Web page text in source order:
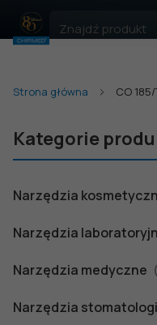
Strona główna CO
Kategorie
Narzędzia
Narzędzia
Narzędzia medyczne
Narzędzia